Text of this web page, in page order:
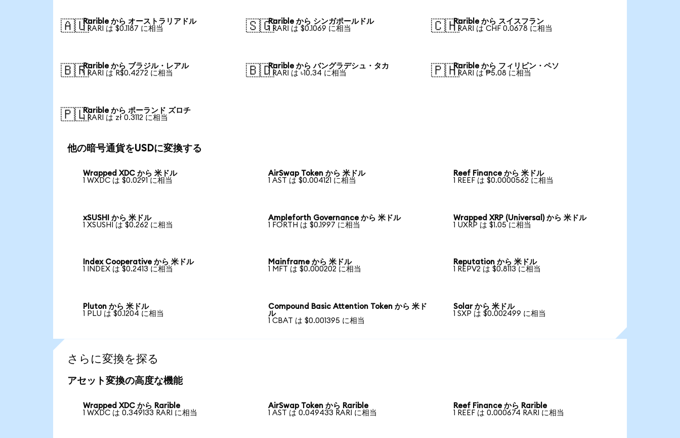
🇦🇺Rarible から オーストラリアドル
1 RARI は $0.1187 に相当
🇸🇬Rarible から シンガポールドル
1 RARI は $0.1069 に相当
🇨🇭Rarible から スイスフラン
1 RARI は CHF 0.0678 に相当
🇧🇷Rarible から ブラジル・レアル
1 RARI は R$0.4272 に相当
🇧🇩Rarible から バングラデシュ・タカ
1 RARI は ৳10.34 に相当
🇵🇭Rarible から フィリピン・ペソ
1 RARI は ₱5.08 に相当
🇵🇱Rarible から ポーランド ズロチ
1 RARI は zł 0.3112 に相当
他の暗号通貨をUSDに変換する
Wrapped XDC から 米ドル
1 WXDC は $0.0291 に相当
AirSwap Token から 米ドル
1 AST は $0.004121 に相当
Reef Finance から 米ドル
1 REEF は $0.0000562 に相当
xSUSHI から 米ドル
1 XSUSHI は $0.262 に相当
Ampleforth Governance から 米ドル
1 FORTH は $0.1997 に相当
Wrapped XRP (Universal) から 米ドル
1 UXRP は $1.05 に相当
Index Cooperative から 米ドル
1 INDEX は $0.2413 に相当
Mainframe から 米ドル
1 MFT は $0.000202 に相当
Reputation から 米ドル
1 REPV2 は $0.8113 に相当
Pluton から 米ドル
1 PLU は $0.1204 に相当
Compound Basic Attention Token から 米ド
ル
1 CBAT は $0.001395 に相当
Solar から 米ドル
1 SXP は $0.002499 に相当
さらに変換を探る
アセット変換の高度な機能
Wrapped XDC から Rarible
1 WXDC は 0.349133 RARI に相当
AirSwap Token から Rarible
1 AST は 0.049433 RARI に相当
Reef Finance から Rarible
1 REEF は 0.000674 RARI に相当